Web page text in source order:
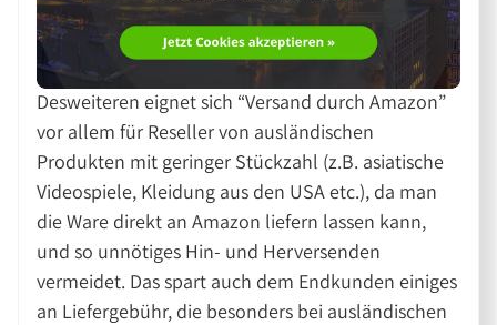
Desweiteren eignet sich “Versand durch Amazon”
vor allem für Reseller von ausländischen
Produkten mit geringer Stückzahl (z.B. asiatische
Videospiele, Kleidung aus den USA etc.), da man
die Ware direkt an Amazon liefern lassen kann,
und so unnötiges Hin- und Herversenden
vermeidet. Das spart auch dem Endkunden einiges
an Liefergebühr, die besonders bei ausländischen